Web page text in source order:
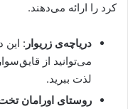
کرد را ارائه می‌دهند.
دریاچه‌ی زریوار : این
می‌توانید از
لذت ببرید.
روستای اورامان